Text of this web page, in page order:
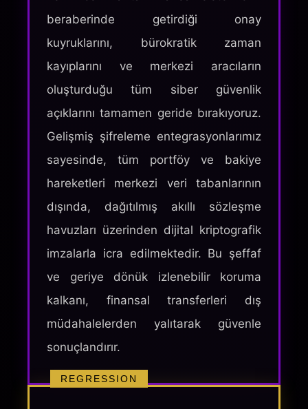
beraberinde getirdiği onay
kuyruklarını, bürokratik zaman
kayıplarını ve merkezi aracıların
oluşturduğu tüm siber güvenlik
açıklarını tamamen geride bırakıyoruz.
Gelişmiş şifreleme entegrasyonlarımız
sayesinde, tüm portföy ve bakiye
hareketleri merkezi veri tabanlarının
dışında, dağıtılmış akıllı sözleşme
havuzları üzerinden dijital kriptografik
imzalarla icra edilmektedir. Bu şeffaf
ve geriye dönük izlenebilir koruma
kalkanı, finansal transferleri dış
müdahalelerden yalıtarak güvenle
sonuçlandırır.
REGRESSION